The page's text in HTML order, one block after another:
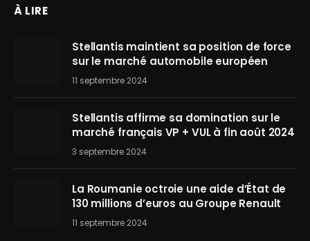
À LIRE
Stellantis maintient sa position de force
sur le marché automobile européen
11 septembre 2024
Stellantis affirme sa domination sur le
marché français VP + VUL à fin août 2024
3 septembre 2024
La Roumanie octroie une aide d’État de
130 millions d’euros au Groupe Renault
11 septembre 2024